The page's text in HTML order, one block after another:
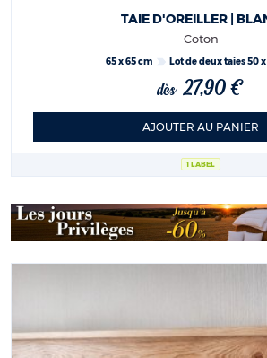
1 LABEL
TAIE D'OREILLER |
Coton
65 x 65 cm Lot de deux taies 50
dès 27,90 €
AJOUTER AU PANIER